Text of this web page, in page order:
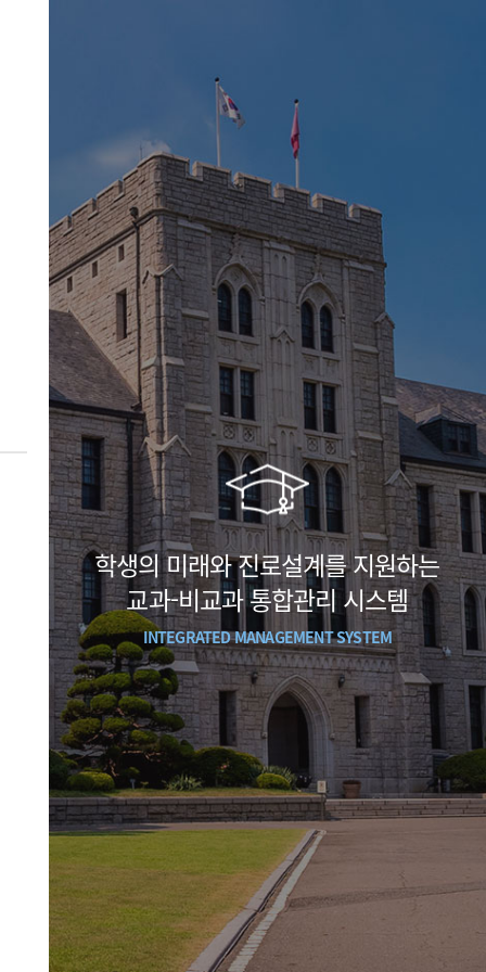
학생의 미래와 진로설계를 지원하는
교과-비교과 통합관리 시스템
INTEGRATED MANAGEMENT SYSTEM